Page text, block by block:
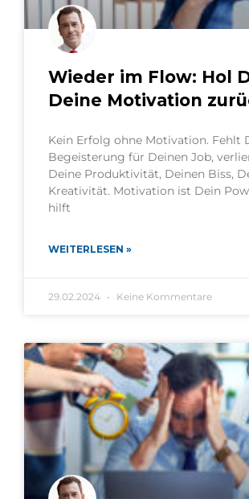
Wieder im Flow: Hol
Deine Motivation
Kein Erfolg ohne Motivation. Fehlt
Begeisterung für Deinen Job,
Deine Produktivität, Deinen Biss,
Kreativität. Motivation ist Dein
hilft
WEITERLESEN »
29.02.2024 Keine Kommentare